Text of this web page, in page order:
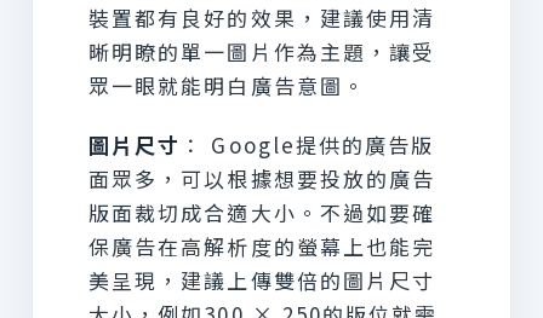
裝置都有良好的效果，建議使用清
晰明瞭的單一圖片作為主題，讓受
眾一眼就能明白廣告意圖。
圖片尺寸 ： Google提供的廣告版
面眾多，可以根據想要投放的廣告
版面裁切成合適大小。不過如要確
保廣告在高解析度的螢幕上也能完
美呈現，建議上傳雙倍的圖片尺寸